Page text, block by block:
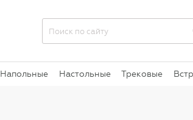
Напольные Настольные Трековые